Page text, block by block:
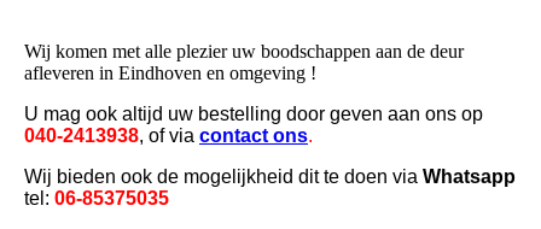
Wij komen met alle plezier uw boodschappen aan de deur
afleveren in Eindhoven en omgeving !
U mag ook altijd uw bestelling door geven aan ons op
040-2413938, of via contact ons.
Wij bieden ook de mogelijkheid dit te doen via Whatsapp
tel: 06-85375035